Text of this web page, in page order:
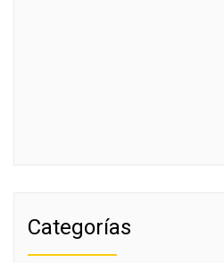
Categorías